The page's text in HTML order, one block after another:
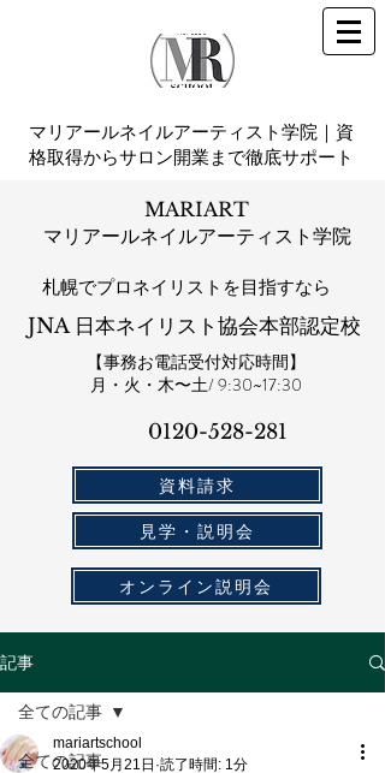
マリアールネイルアーティスト学院｜資
格取得からサロン開業まで徹底サポート
MARIART
マリアールネイルアーティスト学院
札幌​でプロネイリストを目指すなら
JNA 日本ネイリスト協会本部認定校
【事務お電話受付対応時間】
​月・火・木〜土/ 9:30~17:30
0120-528-281​
資料請求
見学・説明会
オンライン説明会
記事
全ての記事
全ての記事
mariartschool
2020年5月21日 読了時間: 1分